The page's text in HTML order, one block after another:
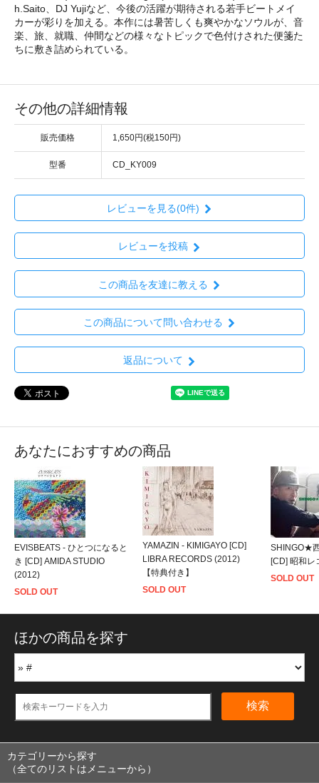
h.Saito、DJ Yujiなど、今後の活躍が期待される若手ビートメイ
カーが彩りを加える。本作には暑苦しくも爽やかなソウルが、音
楽、旅、就職、仲間などの様々なトピックで色付けされた便箋た
ちに敷き詰められている。
その他の詳細情報
販売価格 1,650円(税150円)
型番 CD_KY009
レビューを見る(0件)
レビューを投稿
この商品を友達に教える
この商品について問い合わせる
返品について
あなたにおすすめの商品
EVISBEATS - ひとつになると
き [CD] AMIDA STUDIO
(2012)
SOLD OUT
YAMAZIN - KIMIGAYO [CD]
LIBRA RECORDS (2012)
【特典付き】
SOLD OUT
SHINGO★
[CD] 昭和
SOLD OUT
ほかの商品を探す
検索
カテゴリーから探す
（全てのリストはメニューから）